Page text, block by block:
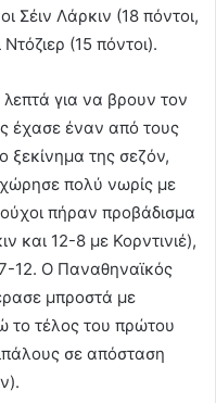
Σέιν Λάρκιν (18 πόντοι,
(15 πόντοι).
για να βρουν τον
έχασε έναν από τους
ξεκίνημα της σεζόν,
πολύ νωρίς με
πήραν προβάδισμα
και 12-8 με Κορντινιέ),
12. Ο Παναθηναϊκός
μπροστά με
το τέλος του πρώτου
σε απόσταση